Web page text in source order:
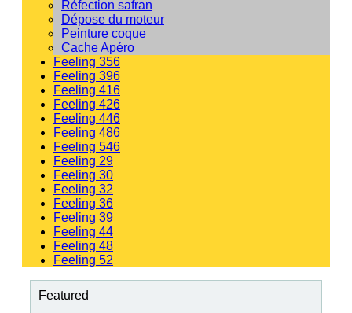
Réfection safran
Dépose du moteur
Peinture coque
Cache Apéro
Feeling 356
Feeling 396
Feeling 416
Feeling 426
Feeling 446
Feeling 486
Feeling 546
Feeling 29
Feeling 30
Feeling 32
Feeling 36
Feeling 39
Feeling 44
Feeling 48
Feeling 52
Featured